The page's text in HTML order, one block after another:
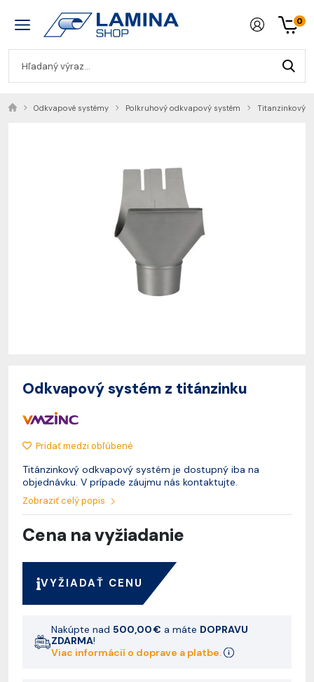
0
Odkvapové systémy Polkruhový odkvapový systém Titanzinkový
Odkvapový systém z titánzinku
Pridať medzi obľúbené
Titánzinkový odkvapový systém je dostupný iba na
objednávku. V prípade záujmu nás kontaktujte.
Zobraziť celý popis
Cena na vyžiadanie
VYŽIADAŤ CENU
Nakúpte nad 500,00 € a máte DOPRAVU
ZDARMA!
Viac informácií o doprave a platbe.